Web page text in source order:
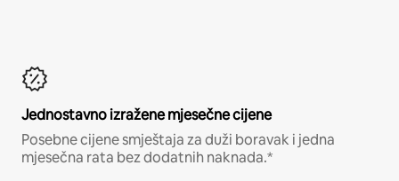
Jednostavno izražene mjesečne cijene
Posebne cijene smještaja za duži boravak i jedna
mjesečna rata bez dodatnih naknada.*